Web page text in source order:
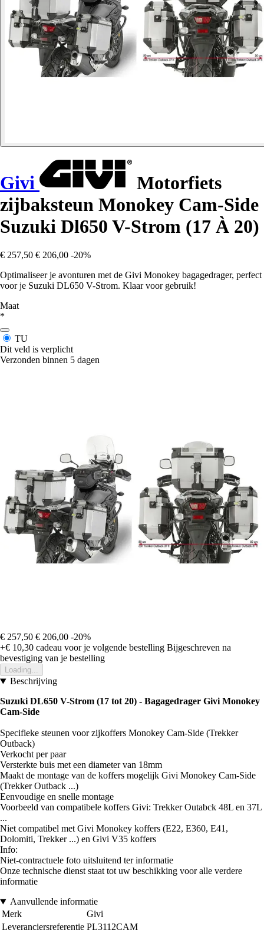
Givi
Motorfiets
zijbaksteun Monokey Cam-Side
Suzuki Dl650 V-Strom (17 À 20)
€ 257,50 € 206,00 -20%
Optimaliseer je avonturen met de Givi Monokey bagagedrager, perfect
voor je Suzuki DL650 V-Strom. Klaar voor gebruik!
Maat
*
TU
Dit veld is verplicht
Verzonden binnen 5 dagen
€ 257,50 € 206,00 -20%
+€ 10,30 cadeau voor je volgende bestelling Bijgeschreven na
bevestiging van je bestelling
Loading...
Beschrijving
Suzuki DL650 V-Strom (17 tot 20) - Bagagedrager Givi Monokey
Cam-Side
Specifieke steunen voor zijkoffers Monokey Cam-Side (Trekker
Outback)
Verkocht per paar
Versterkte buis met een diameter van 18mm
Maakt de montage van de koffers mogelijk Givi Monokey Cam-Side
(Trekker Outback ...)
Eenvoudige en snelle montage
Voorbeeld van compatibele koffers Givi: Trekker Outabck 48L en 37L
...
Niet compatibel met Givi Monokey koffers (E22, E360, E41,
Dolomiti, Trekker ...) en Givi V35 koffers
Info:
Niet-contractuele foto uitsluitend ter informatie
Onze technische dienst staat tot uw beschikking voor alle verdere
informatie
Aanvullende informatie
Merk
Givi
Leveranciersreferentie PL3112CAM